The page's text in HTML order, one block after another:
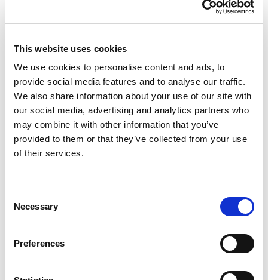
This website uses cookies
We use cookies to personalise content and ads, to
provide social media features and to analyse our traffic.
We also share information about your use of our site with
our social media, advertising and analytics partners who
may combine it with other information that you’ve
provided to them or that they’ve collected from your use
of their services.
Selection
Necessary
Preferences
producția. Aceste sisteme oferă informații
despre factori precum condițiile solului,
permițând fermierilor să ia decizii informate
privind selecția culturilor, datele de plantare și
previziunile privind recolta. Previziunile exacte
privind randamentul îi ajută pe fermieri să
planifice resursele în mod eficient și să satisfacă
cererile de pe piață în mod eficace.
3. Întreținerea și planificarea echipamentelor
programelor de întreținere și urmărirea
timpii de nefuncționare, pot minimiza costurile
de reparații și pot prelungi durata de viață a